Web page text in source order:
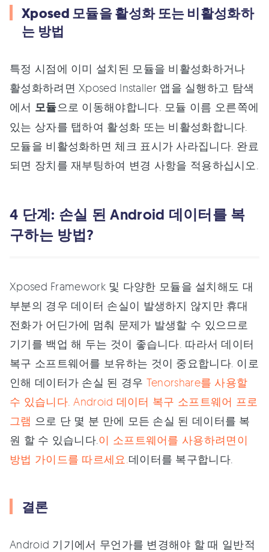
Xposed 모듈을 활성화 또는 비활성화하
는 방법
특정 시점에 이미 설치된 모듈을 비활성화하거나
활성화하려면 Xposed Installer 앱을 실행하고 탐색
에서 모듈으로 이동해야합니다. 모듈 이름 오른쪽에
있는 상자를 탭하여 활성화 또는 비활성화합니다.
모듈을 비활성화하면 체크 표시가 사라집니다. 완료
되면 장치를 재부팅하여 변경 사항을 적용하십시오.
4 단계: 손실 된 Android 데이터를 복
구하는 방법?
Xposed Framework 및 다양한 모듈을 설치해도 대
부분의 경우 데이터 손실이 발생하지 않지만 휴대
전화가 어딘가에 멈춰 문제가 발생할 수 있으므로
기기를 백업 해 두는 것이 좋습니다. 따라서 데이터
복구 소프트웨어를 보유하는 것이 중요합니다. 이로
인해 데이터가 손실 된 경우 Tenorshare를 사용할
수 있습니다. Android 데이터 복구 소프트웨어 프로
그램 으로 단 몇 분 만에 모든 손실 된 데이터를 복
원 할 수 있습니다.이 소프트웨어를 사용하려면이
방법 가이드를 따르세요.데이터를 복구합니다.
결론
Android 기기에서 무언가를 변경해야 할 때 일반적